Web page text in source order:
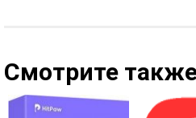
Смотрите